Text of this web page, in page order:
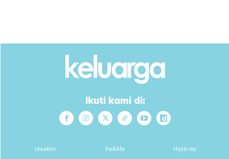
Ads
Jadi usah lihat sahaja gambar yang dikongsikan, jom kita
Ikuti kami di:
Ideaktiv Pa&Ma Hijabista